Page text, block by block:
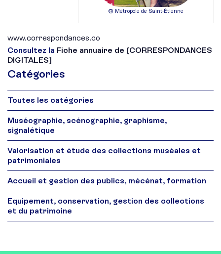
© Métropole de Saint-Étienne
www.correspondances.co
Consultez la Fiche annuaire de {CORRESPONDANCES
DIGITALES]
Catégories
Toutes les catégories
Muséographie, scénographie, graphisme,
signalétique
Valorisation et étude des collections muséales et
patrimoniales
Accueil et gestion des publics, mécénat, formation
Equipement, conservation, gestion des collections
et du patrimoine